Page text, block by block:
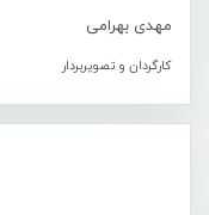
مهدی بهرامی
کارگردان و تصویربردار